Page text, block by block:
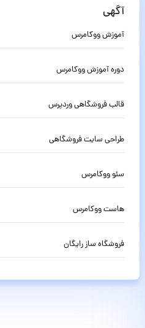
آگهی
آموزش ووکامرس
دوره آموزش ووکامرس
قالب فروشگاهی وردپرس
طراحی سایت فروشگاهی
سئو ووکامرس
هاست ووکامرس
فروشگاه ساز رایگان